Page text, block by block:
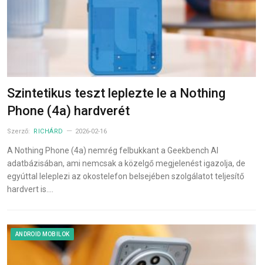
Szintetikus teszt leplezte le a Nothing
Phone (4a) hardverét
Szerző: RICHÁRD 2026-02-16
A Nothing Phone (4a) nemrég felbukkant a Geekbench AI
adatbázisában, ami nemcsak a közelgő megjelenést igazolja, de
egyúttal leleplezi az okostelefon belsejében szolgálatot teljesítő
hardvert is.…
ANDROID MOBILOK